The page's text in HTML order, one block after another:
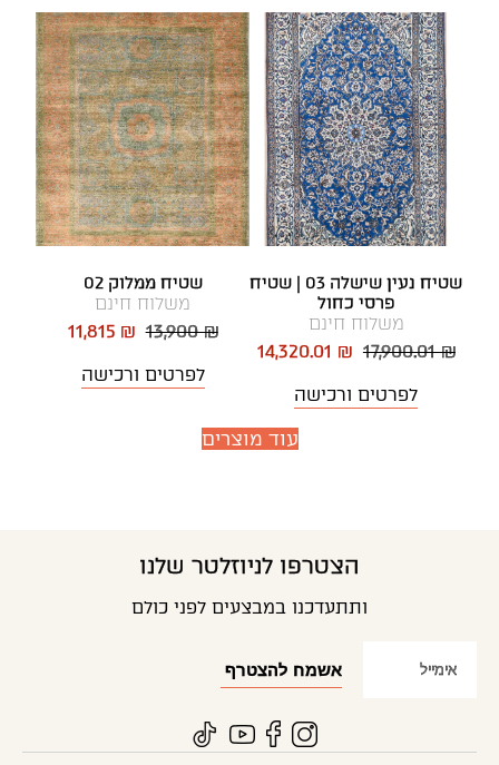
שטיח נעין שישלה 03 | שטיח
פרסי כחול
משלוח חינם
17,900.01 ₪
14,320.01 ₪
לפרטים ורכישה
שטיח ממלוק 02
משלוח חינם
13,900 ₪
11,815 ₪
לפרטים ורכישה
עוד מוצרים
הצטרפו לניוזלטר שלנו
ותתעדכנו במבצעים לפני כולם